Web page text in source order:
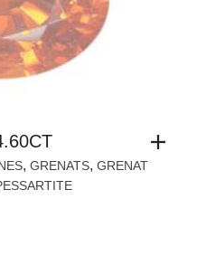
, GRENATS, GRENAT